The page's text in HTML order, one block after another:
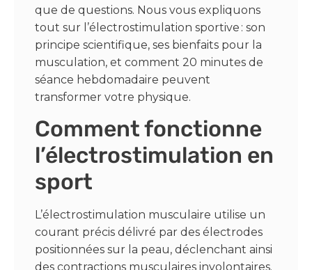
que de questions. Nous vous expliquons
tout sur l’électrostimulation sportive : son
principe scientifique, ses bienfaits pour la
musculation, et comment 20 minutes de
séance hebdomadaire peuvent
transformer votre physique.
Comment fonctionne
l’électrostimulation en
sport
L’électrostimulation musculaire utilise un
courant précis délivré par des électrodes
positionnées sur la peau, déclenchant ainsi
des contractions musculaires involontaires.